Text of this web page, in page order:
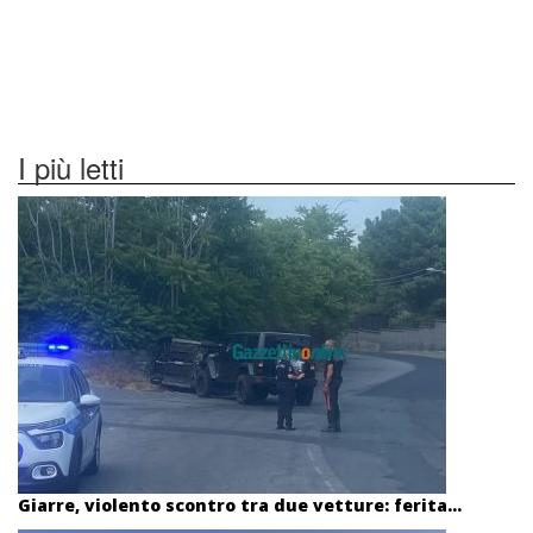
I più letti
Giarre, violento scontro tra due vetture: ferita...